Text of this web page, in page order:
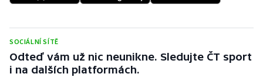
Motorsport
Olympijské hry
Parasport
SOCIÁLNÍ SÍTĚ
Odteď vám už nic neunikne. Sledujte ČT sport
i na dalších platformách.